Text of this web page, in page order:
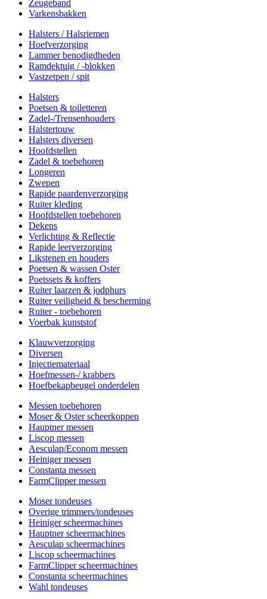
Zeugeband
Varkensbakken
Halsters / Halsriemen
Hoefverzorging
Lammer benodigdheden
Ramdektuig / -blokken
Vastzetpen / spit
Halsters
Poetsen & toiletteren
Zadel-/Trensenhouders
Halstertouw
Halsters diversen
Hoofdstellen
Zadel & toebehoren
Longeren
Zwepen
Rapide paardenverzorging
Ruiter kleding
Hoofdstellen toebehoren
Dekens
Verlichting & Reflectie
Rapide leerverzorging
Likstenen en houders
Poetsen & wassen Oster
Poetssets & koffers
Ruiter laarzen & jodphurs
Ruiter veiligheid & bescherming
Ruiter - toebehoren
Voerbak kunststof
Klauwverzorging
Diversen
Injectiemateriaal
Hoefmessen-/ krabbers
Hoefbekapbeugel onderdelen
Messen toebehoren
Moser & Oster scheerkoppen
Hauptner messen
Liscop messen
Aesculap/Econom messen
Heiniger messen
Constanta messen
FarmClipper messen
Moser tondeuses
Overige trimmers/tondeuses
Heiniger scheermachines
Hauptner scheermachines
Aesculap scheermachines
Liscop scheermachines
FarmClipper scheermachines
Constanta scheermachines
Wahl tondeuses